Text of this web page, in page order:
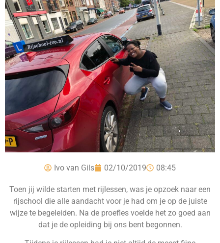
Ivo van Gils 02/10/2019 08:45
Toen jij wilde starten met rijlessen, was je opzoek naar een
rijschool die alle aandacht voor je had om je op de juiste
wijze te begeleiden. Na de proefles voelde het zo goed aan
dat je de opleiding bij ons bent begonnen.